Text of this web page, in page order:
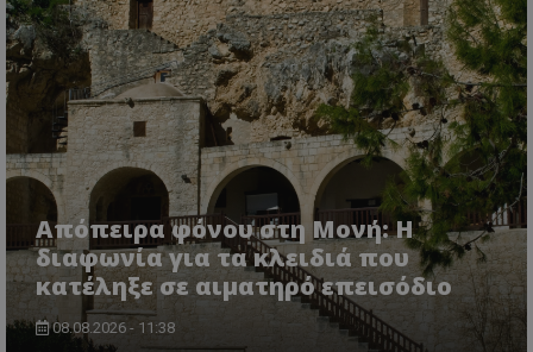
Απόπειρα φόνου στη Μονή: Η
διαφωνία για τα κλειδιά που
κατέληξε σε αιματηρό επεισόδιο
08.08.2026 - 11:38
VISITOR_PRIVACY_METADATA
YouTube
.youtube.com